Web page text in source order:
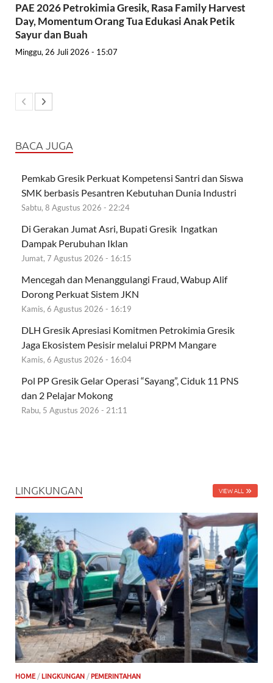
PAE 2026 Petrokimia Gresik, Rasa Family Harvest
Day, Momentum Orang Tua Edukasi Anak Petik
Sayur dan Buah
Minggu, 26 Juli 2026 - 15:07
BACA JUGA
Pemkab Gresik Perkuat Kompetensi Santri dan Siswa
SMK berbasis Pesantren Kebutuhan Dunia Industri
Sabtu, 8 Agustus 2026 - 22:24
Di Gerakan Jumat Asri, Bupati Gresik Ingatkan
Dampak Perubuhan Iklan
Jumat, 7 Agustus 2026 - 16:15
Mencegah dan Menanggulangi Fraud, Wabup Alif
Dorong Perkuat Sistem JKN
Kamis, 6 Agustus 2026 - 16:19
DLH Gresik Apresiasi Komitmen Petrokimia Gresik
Jaga Ekosistem Pesisir melalui PRPM Mangare
Kamis, 6 Agustus 2026 - 16:04
Pol PP Gresik Gelar Operasi “Sayang”, Ciduk 11 PNS
dan 2 Pelajar Mokong
Rabu, 5 Agustus 2026 - 21:11
LINGKUNGAN VIEW ALL
HOME / LINGKUNGAN / PEMERINTAHAN